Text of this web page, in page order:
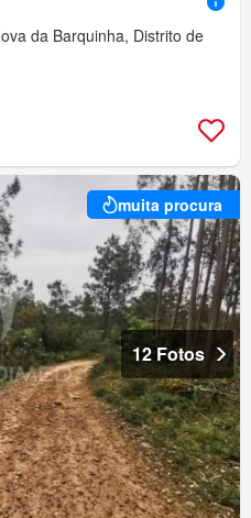
da Barquinha, Distrito de
muita procura
12 Fotos